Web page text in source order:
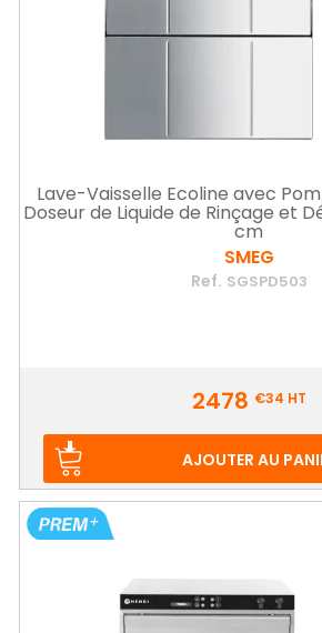
Lave-Vaisselle Ecoline avec
Doseur de Liquide de Rinçage et
cm
SMEG
Ref. SGSPD503
2478 €34 HT
AJOUTER AU